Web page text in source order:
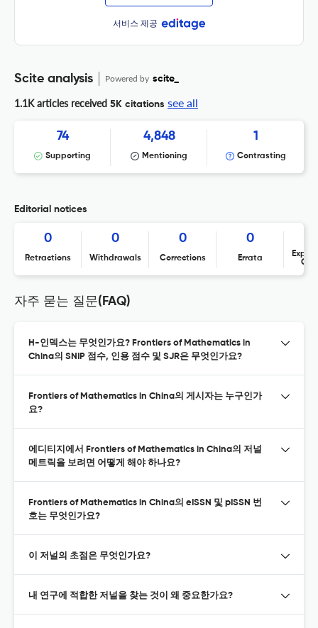
서비스 제공
Scite analysis Powered by scite_
1.1K articles received 5K citations see all
74
Supporting
4,848
Mentioning
1
Contrasting
Editorial notices
0
Retractions
0
Withdrawals
0
Corrections
0
Errata
자주 묻는 질문(FAQ)
H-인덱스는 무엇인가요? Frontiers of Mathematics in
China의 SNIP 점수, 인용 점수 및 SJR은 무엇인가요?
Frontiers of Mathematics in China의 게시자는 누구인가
요?
에디티지에서 Frontiers of Mathematics in China의 저널
메트릭을 보려면 어떻게 해야 하나요?
Frontiers of Mathematics in China의 eISSN 및 pISSN 번
호는 무엇인가요?
이 저널의 초점은 무엇인가요?
내 연구에 적합한 저널을 찾는 것이 왜 중요한가요?